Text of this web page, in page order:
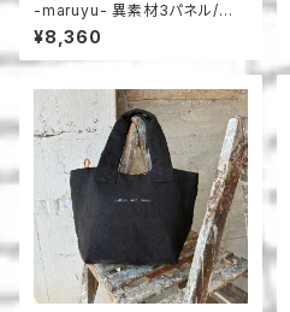
-maruyu- 異素材3パネル/横
長トート
¥8,360